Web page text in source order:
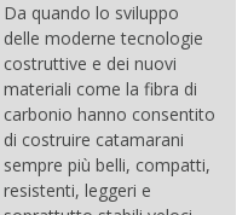
Da quando lo sviluppo
delle moderne tecnologie
costruttive e dei nuovi
materiali come la fibra di
carbonio hanno consentito
di costruire catamarani
sempre più belli, compatti,
resistenti, leggeri e